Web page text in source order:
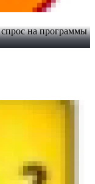
на программы